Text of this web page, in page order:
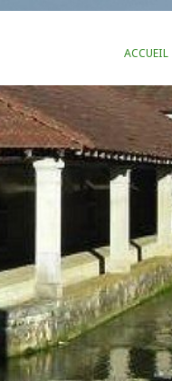
ACCUEIL